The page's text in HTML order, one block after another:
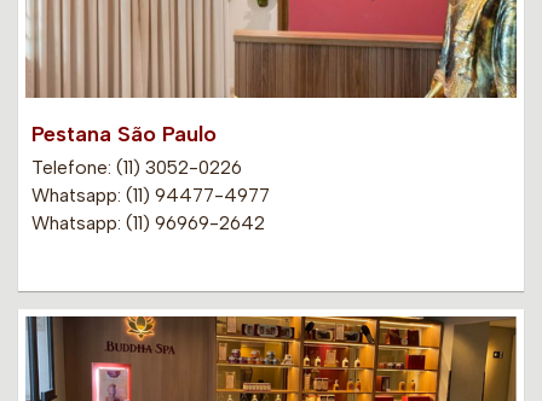
Pestana São Paulo
Telefone: (11) 3052-0226
Whatsapp: (11) 94477-4977
Whatsapp: (11) 96969-2642